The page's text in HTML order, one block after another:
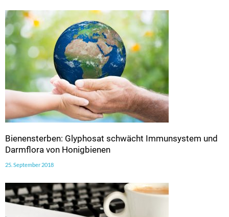
Bienensterben: Glyphosat schwächt Immunsystem und
Darmflora von Honigbienen
25. September 2018